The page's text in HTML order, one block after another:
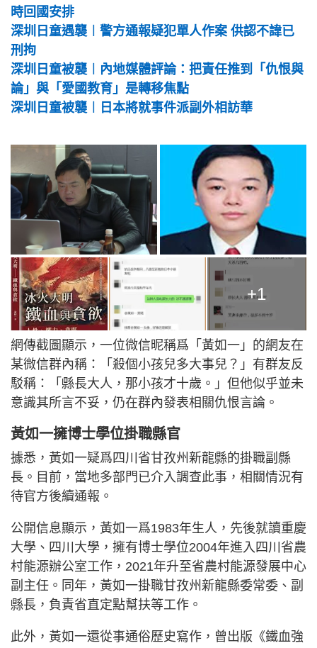
時回國安排
深圳日童遇襲︱警方通報疑犯單人作案 供認不諱已
刑拘
深圳日童被襲︱內地媒體評論：把責任推到「仇恨與
論」與「愛國教育」是轉移焦點
深圳日童被襲︱日本將就事件派副外相訪華
+1
網傳截圖顯示，一位微信昵稱爲「黃如一」的網友在
某微信群內稱：「殺個小孩兒多大事兒？」有群友反
駁稱：「縣長大人，那小孩才十歲。」但他似乎並未
意識其所言不妥，仍在群內發表相關仇恨言論。
黃如一擁博士學位掛職縣官
據悉，黃如一疑爲四川省甘孜州新龍縣的掛職副縣
長。目前，當地多部門已介入調查此事，相關情況有
待官方後續通報。
公開信息顯示，黃如一爲1983年生人，先後就讀重慶
大學、四川大學，擁有博士學位2004年進入四川省農
村能源辦公室工作，2021年升至省農村能源發展中心
副主任。同年，黃如一掛職甘孜州新龍縣委常委、副
縣長，負責省直定點幫扶等工作。
此外，黃如一還從事通俗歷史寫作，曾出版《鐵血強